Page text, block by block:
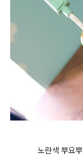
노란색 뿌요